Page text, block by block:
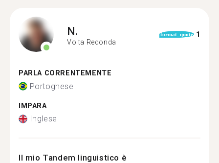
N.
Volta Redonda
format_quote 1
PARLA CORRENTEMENTE
Portoghese
IMPARA
Inglese
Il mio Tandem linguistico è